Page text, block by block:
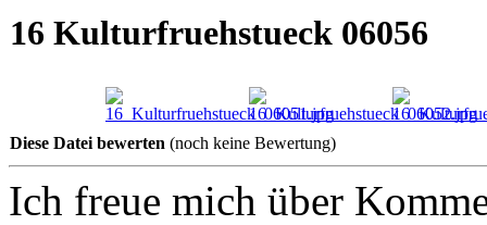
16 Kulturfruehstueck 06056
Diese Datei bewerten (noch keine Bewertung)
Ich freue mich über